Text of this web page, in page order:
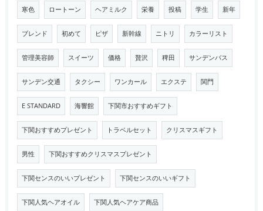
寒色 ロートーン ヘアミルク 栄養 投稿 学生 新年
ブレンド 初めて ピザ 新幹線 ニトリ カラーリスト
管理美容師 スイーツ 価格 贅沢 稗田 サンデンバス
サンデン交通 タクシー ワンカール エクステ 関門
E STANDARD 海響館 下関市おすすめギフト
下関おすすめプレゼント トラベルセット クリスマスギフト
男性 下関おすすめクリスマスプレゼント
下関センスのいいプレゼント 下関センスのいいギフト
下関人気ヘアオイル 下関人気ヘアケア商品